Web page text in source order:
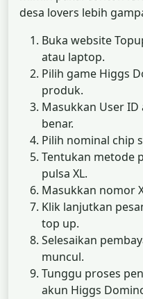
desa lovers lebih
Buka website
atau laptop.
Pilih game Higgs
produk.
Masukkan User
benar.
Pilih nominal chip
Tentukan metode
pulsa XL.
Masukkan nomor
Klik lanjutkan
top up.
Selesaikan
muncul.
Tunggu proses
akun Higgs